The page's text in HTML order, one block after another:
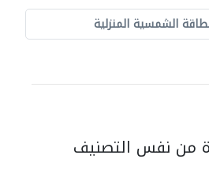
الشمسية المنزلية
من نفس التصنيف